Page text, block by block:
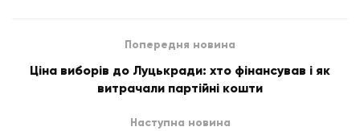
Попередня новина
Ціна виборів до Луцькради: хто фінансував і як
витрачали партійні кошти
Наступна новина